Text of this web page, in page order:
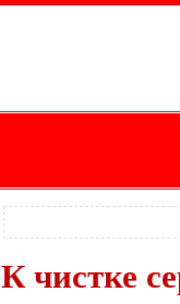
К чистке